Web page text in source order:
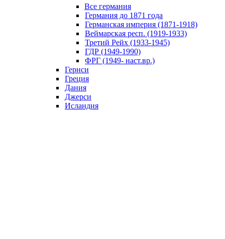
Все германия
Германия до 1871 года
Германская империя (1871-1918)
Веймарская респ. (1919-1933)
Третий Рейх (1933-1945)
ГДР (1949-1990)
ФРГ (1949- наст.вр.)
Гернси
Греция
Дания
Джерси
Исландия